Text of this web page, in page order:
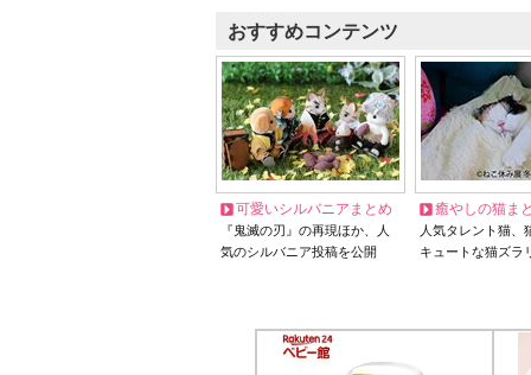
おすすめコンテンツ
可愛いシルバニアまとめ
『鬼滅の刃』の再現ほか、人
気のシルバニア投稿を公開
癒やしの猫ま
人気タレント猫
キュートな猫ズラ